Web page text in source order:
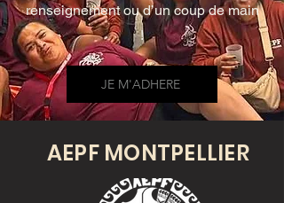
renseignement ou d’un coup de main
!
JE M'ADHERE
AEPF MONTPELLIER